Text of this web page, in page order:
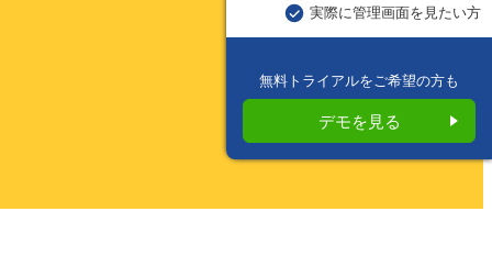
実際に管理画面を見たい方
無料トライアルをご希望の方も
デモを見る